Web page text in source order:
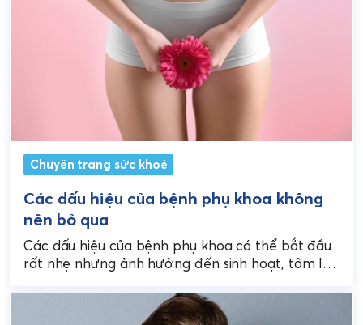
Chuyên trang sức khoẻ
Các dấu hiệu của bệnh phụ khoa không
nên bỏ qua
Các dấu hiệu của bệnh phụ khoa có thể bắt đầu
rất nhẹ nhưng ảnh hưởng đến sinh hoạt, tâm lý